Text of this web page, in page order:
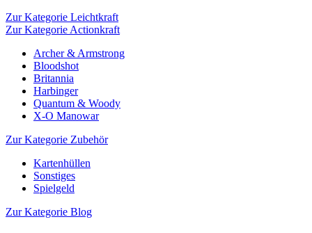
Zur Kategorie Leichtkraft
Zur Kategorie Actionkraft
Archer & Armstrong
Bloodshot
Britannia
Harbinger
Quantum & Woody
X-O Manowar
Zur Kategorie Zubehör
Kartenhüllen
Sonstiges
Spielgeld
Zur Kategorie Blog